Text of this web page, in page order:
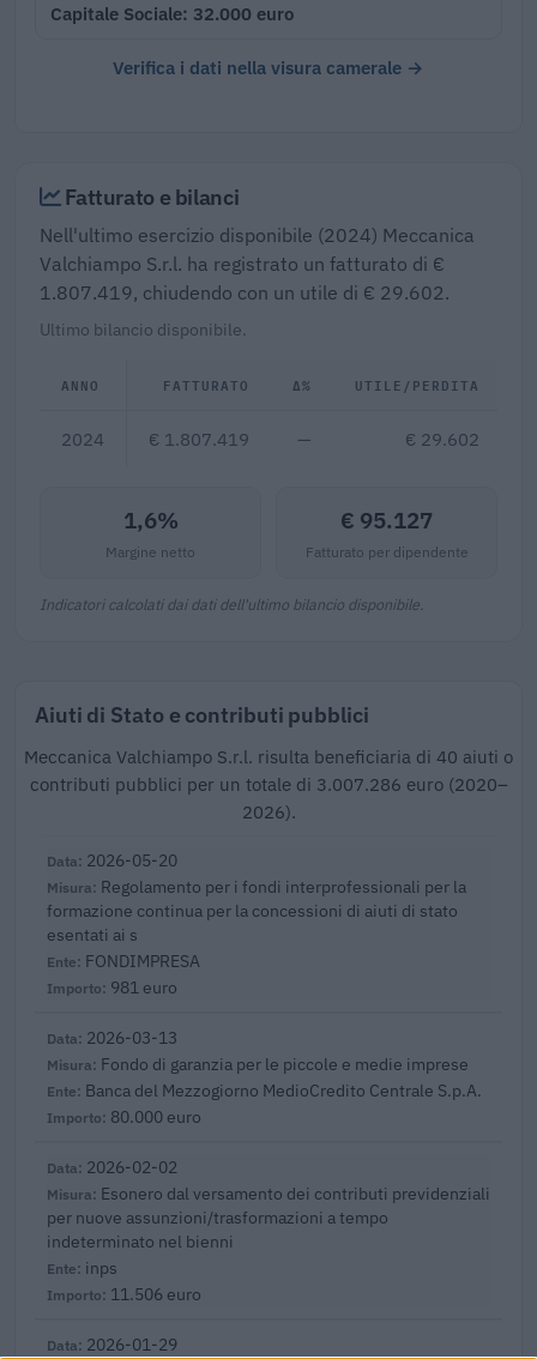
Capitale Sociale 32.000 euro
Verifica i dati nella visura camerale →
Fatturato e bilanci
Nell'ultimo esercizio disponibile (2024) Meccanica
Valchiampo S.r.l. ha registrato un fatturato di €
1.807.419, chiudendo con un utile di € 29.602.
Ultimo bilancio disponibile.
ANNO FATTURATO Δ% UTILE/PERDITA
2024 € 1.807.419 — € 29.602
1,6%
Margine netto
€ 95.127
Fatturato per dipendente
Indicatori calcolati dai dati dell'ultimo bilancio disponibile.
Aiuti di Stato e contributi pubblici
Meccanica Valchiampo S.r.l. risulta beneficiaria di 40 aiuti o
contributi pubblici per un totale di 3.007.286 euro (2020–
2026).
2026-05-20
Regolamento per i fondi interprofessionali per la
formazione continua per la concessioni di aiuti di stato
esentati ai s
FONDIMPRESA
981 euro
2026-03-13
Fondo di garanzia per le piccole e medie imprese
Banca del Mezzogiorno MedioCredito Centrale S.p.A.
80.000 euro
2026-02-02
Esonero dal versamento dei contributi previdenziali
per nuove assunzioni/trasformazioni a tempo
indeterminato nel bienni
inps
11.506 euro
2026-01-29